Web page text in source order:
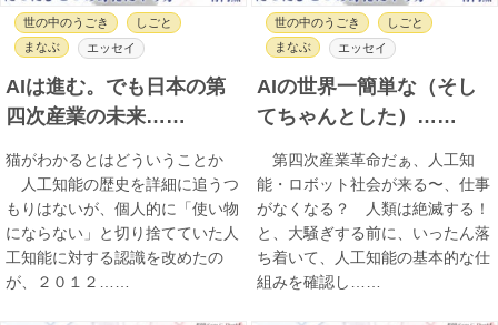
世の中のうごき
しごと
まなぶ
エッセイ
AIは進む。でも日本の第
四次産業の未来……
猫がわかるとはどういうことか
人工知能の歴史を詳細に追うつ
もりはないが、個人的に「使い物
にならない」と切り捨てていた人
工知能に対する認識を改めたの
が、２０１２……
世の中のうごき
しごと
まなぶ
エッセイ
AIの世界一簡単な（そし
てちゃんとした）……
第四次産業革命だぁ、人工知
能・ロボット社会が来る〜、仕事
がなくなる？ 人類は絶滅する！
と、大騒ぎする前に、いったん落
ち着いて、人工知能の基本的な仕
組みを確認し……